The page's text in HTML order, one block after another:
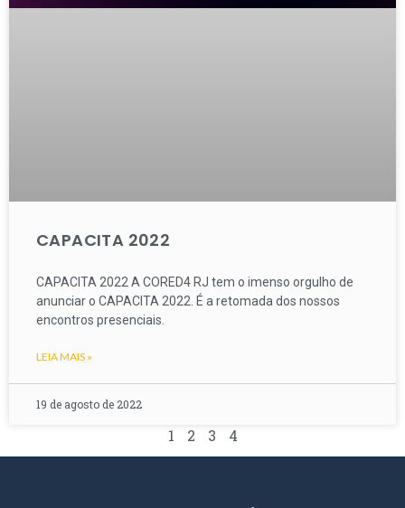
CAPACITA 2022
CAPACITA 2022 A CORED4 RJ tem o imenso orgulho de
anunciar o CAPACITA 2022. É a retomada dos nossos
encontros presenciais.
LEIA MAIS »
19 de agosto de 2022
1 2 3 4